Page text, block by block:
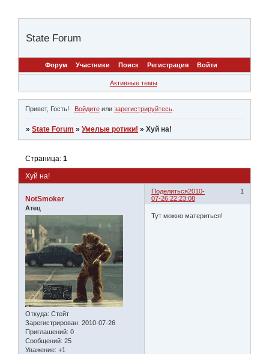
State Forum
Форум Участники Поиск Регистрация Войти
Активные темы
Привет, Гость! Войдитеили зарегистрируйтесь.
»State Forum »Умелые ротики! »Хуй на!
Хуй на!
Страница:1
Поделиться 1
2010-
07-26 22:23:08
NotSmoker
Атец
Откуда: Стейт
Зарегистрирован: 2010-07-26
Приглашений: 0
Сообщений: 25
Уважение: +1
Тут можно материться!